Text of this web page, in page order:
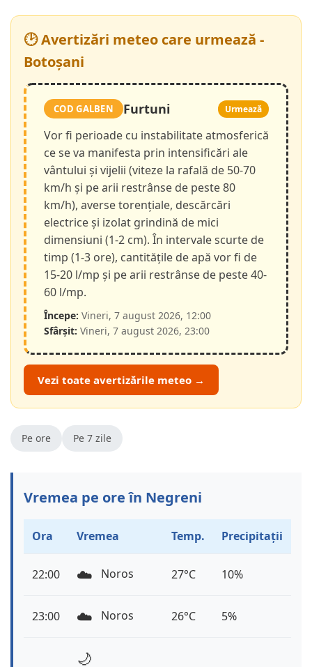
🕑 Avertizări meteo care urmează -
Botoșani
COD GALBEN Furtuni Urmează
Vor fi perioade cu instabilitate atmosferică
ce se va manifesta prin intensificări ale
vântului și vijelii (viteze la rafală de 50-70
km/h și pe arii restrânse de peste 80
km/h), averse torențiale, descărcări
electrice și izolat grindină de mici
dimensiuni (1-2 cm). În intervale scurte de
timp (1-3 ore), cantitățile de apă vor fi de
15-20 l/mp și pe arii restrânse de peste 40-
60 l/mp.
Începe: Vineri, 7 august 2026, 12:00
Sfârșit: Vineri, 7 august 2026, 23:00
Vezi toate avertizările meteo →
Pe ore Pe 7 zile
Vremea pe ore în Negreni
Ora Vremea Temp. Precipitații
22:00 ☁️ Noros 27°C 10%
23:00 ☁️ Noros 26°C 5%
🌙